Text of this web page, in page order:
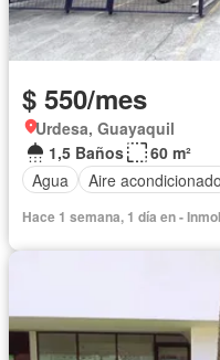
$ 550/mes
Urdesa, Guayaquil
1,5 Baños
60 m²
Agua
Aire acondicionado
Hace 1 semana, 1 día en -